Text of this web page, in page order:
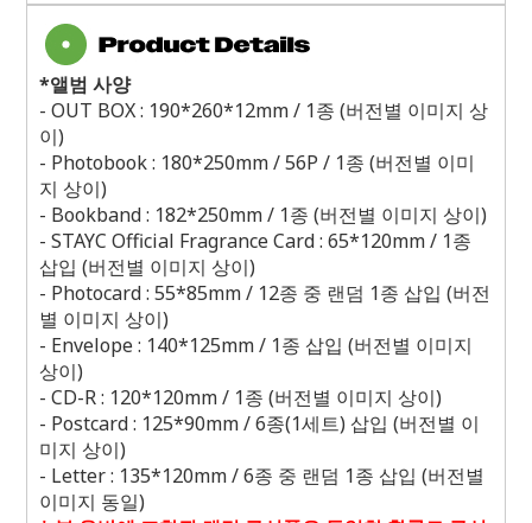
*앨범 사양
- OUT BOX : 190*260*12mm / 1종 (버전별 이미지 상
이)
- Photobook : 180*250mm / 56P / 1종 (버전별 이미
지 상이)
- Bookband : 182*250mm / 1종 (버전별 이미지 상이)
- STAYC Official Fragrance Card : 65*120mm / 1종
삽입 (버전별 이미지 상이)
- Photocard : 55*85mm / 12종 중 랜덤 1종 삽입 (버전
별 이미지 상이)
- Envelope : 140*125mm / 1종 삽입 (버전별 이미지
상이)
- CD-R : 120*120mm / 1종 (버전별 이미지 상이)
- Postcard : 125*90mm / 6종(1세트) 삽입 (버전별 이
미지 상이)
- Letter : 135*120mm / 6종 중 랜덤 1종 삽입 (버전별
이미지 동일)